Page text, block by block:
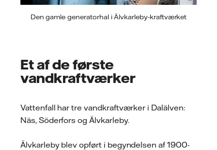
Den gamle generatorhal i Älvkarleby-kraftværket
Et af de første
vandkraftværker
Vattenfall har tre vandkraftværker i Dalälven:
Näs, Söderfors og Älvkarleby.
Älvkarleby blev opført i begyndelsen af 1900-